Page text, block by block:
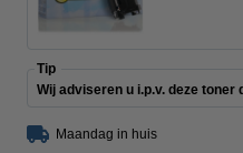
Tip
Wij adviseren u i.p.v. deze toner
Maandag in huis